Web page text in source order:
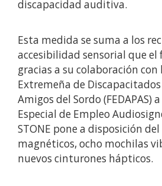
discapacidad auditiva.
Esta medida se suma a los
accesibilidad sensorial que el
gracias a su colaboración con
Extremeña de
Amigos del Sordo (FEDAPAS)
Especial de Empleo
STONE pone a disposición
magnéticos, ocho mochilas
nuevos cinturones hápticos.